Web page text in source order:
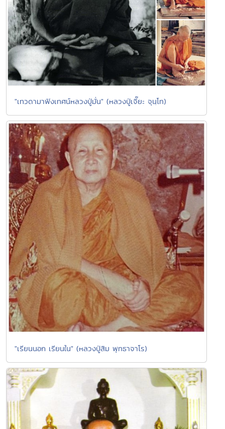
"เทวดามาฟังเทศน์หลวงปู่มั่น" (หลวงปู่เจี๊ยะ จุนฺโท)
"เรียนนอก เรียนใน" (หลวงปู่สิม พุทธาจาโร)